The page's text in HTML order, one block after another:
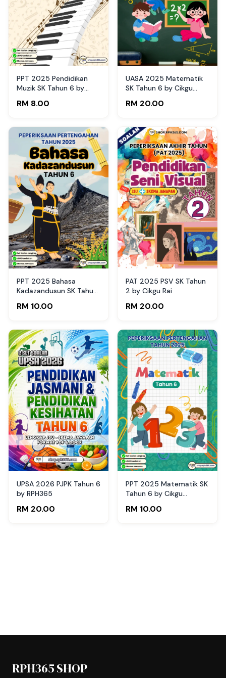
PPT 2025 Pendidikan
Muzik SK Tahun 6 by
RM 8.00
UASA 2025 Matematik
SK Tahun 6 by Cikgu
RM 20.00
PPT 2025 Bahasa
Kadazandusun SK Tahun
(Edisi Guru)
RM 10.00
PAT 2025 PSV SK Tahun
2 by Cikgu Rai
RM 20.00
UPSA 2026 PJPK Tahun 6
by RPH365
RM 20.00
PPT 2025 Matematik SK
Tahun 6 by Cikgu
RM 10.00
RPH365 SHOP